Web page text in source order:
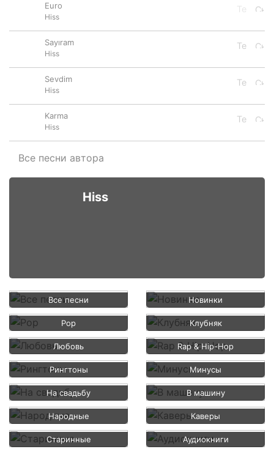
Euro
Hiss
Sayıram
Hiss
Sevdim
Hiss
Karma
Hiss
Все песни автора
Hiss
Все песни Новинки
Pop Клубняк
Любовь Rap & Hip-Hop
Рингтоны Минусы
На свадьбу В машину
Народные Каверы
Старинные Аудиокниги